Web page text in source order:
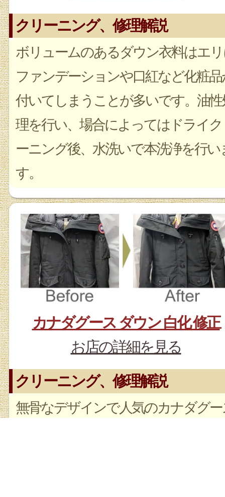
クリーニング、修理解説
ボリュームのあるダウン衣料はエ
ファンデーションや口紅など化粧品
付いてしまうことが多いです。油性
理を行い、場合によってはドライ
ーニング後、水洗いで本洗浄を行い
す。
カナダグース ダウン 白化 修正
お店の詳細を見る
クリーニング、修理解説
無骨なデザインで人気のカナダグ